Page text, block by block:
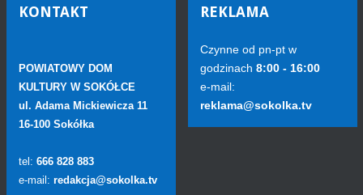
KONTAKT
POWIATOWY DOM
KULTURY W SOKÓŁCE
ul. Adama Mickiewicza 11
16-100 Sokółka
tel: 666 828 883
e-mail: redakcja@sokolka.tv
REKLAMA
Czynne od pn-pt w
godzinach 8:00 - 16:00
e-mail:
reklama@sokolka.tv